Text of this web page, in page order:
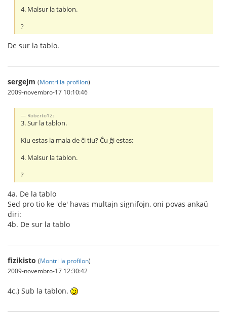
4. Malsur la tablon.
?
De sur la tablo.
sergejm (Montri la profilon)
2009-novembro-17 10:10:46
Roberto12:
3. Sur la tablon.
Kiu estas la mala de ĉi tiu? Ĉu ĝi estas:
4. Malsur la tablon.
?
4a. De la tablo
Sed pro tio ke 'de' havas multajn signifojn, oni povas ankaŭ
diri:
4b. De sur la tablo
fizikisto (Montri la profilon)
2009-novembro-17 12:30:42
4c.) Sub la tablon.